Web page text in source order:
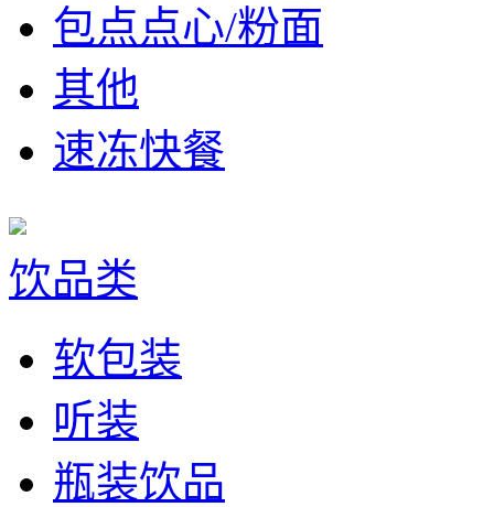
包点点心/粉面
其他
速冻快餐
饮品类
软包装
听装
瓶装饮品